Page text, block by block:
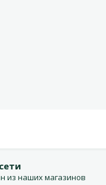
из наших магазинов